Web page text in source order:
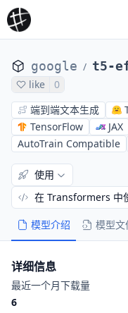
google /
like
0
端到端文本生成
TensorFlow
JAX
AutoTrain Compatible
模型介绍 模型文
使用
在 Transformers 中
详细信息
最近一个月下载量
6